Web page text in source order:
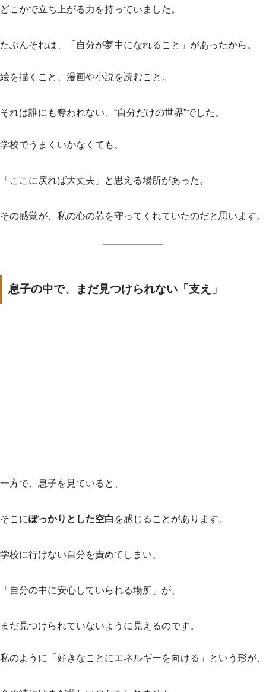
どこかで立ち上がる力を持っていました。
たぶんそれは、「自分が夢中になれること」があったから。
絵を描くこと、漫画や小説を読むこと。
それは誰にも奪われない、“自分だけの世界”でした。
学校でうまくいかなくても、
「ここに戻れば大丈夫」と思える場所があった。
その感覚が、私の心の芯を守ってくれていたのだと思います。
息子の中で、まだ見つけられない「支え」
一方で、息子を見ていると、
そこにぽっかりとした空白 を感じることがあります。
学校に行けない自分を責めてしまい、
「自分の中に安心していられる場所」が、
まだ見つけられていないように見えるのです。
私のように「好きなことにエネルギーを向ける」という形が、